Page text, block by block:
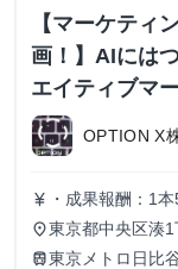
【マーケティ
画！】AIには
エイティブマ
OPTION X
currency_yen ・成果報酬：1
※経験、実績、
合変動あり
place東京都中央区湊
train東京メトロ日比